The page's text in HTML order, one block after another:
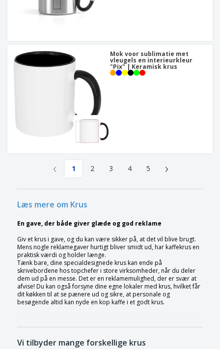
Mok voor sublimatie met
vleugels en interieurkleur
"Pix" | Keramisk krus
‹ 1 2 3 4 5 ›
Læs mere om Krus
En gave, der både giver glæde og god reklame
Giv et krus i gave, og du kan være sikker på, at det vil blive brugt.
Mens nogle reklamegaver hurtigt bliver smidt ud, har kaffekrus en
praktisk værdi og holder længe.
Tænk bare, dine specialdesignede krus kan ende på
skrivebordene hos topchefer i store virksomheder, når du deler
dem ud på en messe. Det er en reklamemulighed, der er svær at
afvise! Du kan også forsyne dine egne lokaler med krus, hvilket får
dit køkken til at se pænere ud og sikre, at personale og
besøgende altid kan nyde en kop kaffe i et godt krus.
Vi tilbyder mange forskellige krus